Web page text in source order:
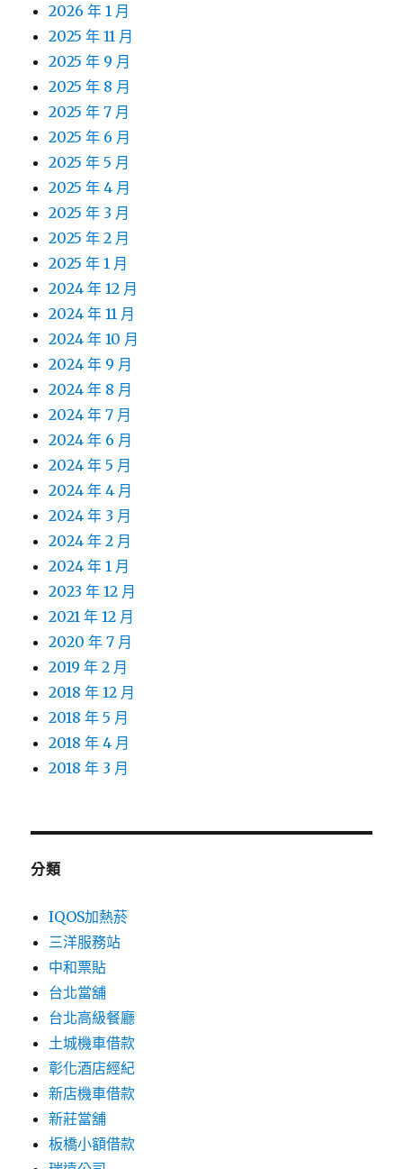
2026 年 1 月
2025 年 11 月
2025 年 9 月
2025 年 8 月
2025 年 7 月
2025 年 6 月
2025 年 5 月
2025 年 4 月
2025 年 3 月
2025 年 2 月
2025 年 1 月
2024 年 12 月
2024 年 11 月
2024 年 10 月
2024 年 9 月
2024 年 8 月
2024 年 7 月
2024 年 6 月
2024 年 5 月
2024 年 4 月
2024 年 3 月
2024 年 2 月
2024 年 1 月
2023 年 12 月
2021 年 12 月
2020 年 7 月
2019 年 2 月
2018 年 12 月
2018 年 5 月
2018 年 4 月
2018 年 3 月
分類
IQOS加熱菸
三洋服務站
中和票貼
台北當舖
台北高級餐廳
土城機車借款
彰化酒店經紀
新店機車借款
新莊當舖
板橋小額借款